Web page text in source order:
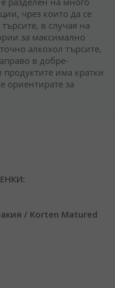
чрез които да се
в случая на
за максимално
алкохол търсите,
в добре-
има кратки
ориентирате за
/ Korten Matured